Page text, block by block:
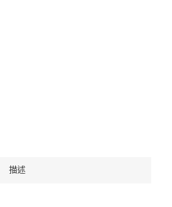
描述